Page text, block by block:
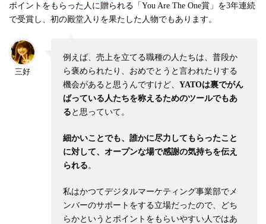
ポイントをもらった人に贈られる「You Are The One賞」を3年連続
で受賞し、初の殿堂入りを果たした人物でもあります。
三好
例えば、売上を立てる職種の人たちは、普段か
ら褒められたり、おめでとうと言われたりする
機会があると思うんですけど、 YATOは裏でがん
ばっている人たちを称えるためのツールでもあ
る と思っていて。
細かいことでも、誰かに尽力してもらったこと
に対して、オープンな場で感謝の気持ちを伝え
られる。
私はかつてデジタルマーケティング事業部でメ
ンバーのサポートをする立場だったので、どち
らかというとポイントをもらいやすい人ではあ